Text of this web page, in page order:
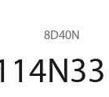
OP-LJH048D40N